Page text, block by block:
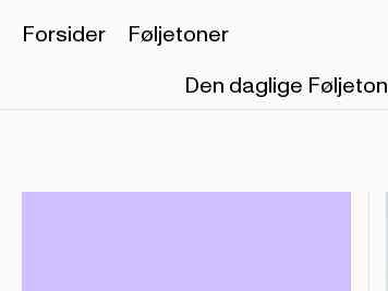
Forsider
Føljetoner
Den daglige Føljeton